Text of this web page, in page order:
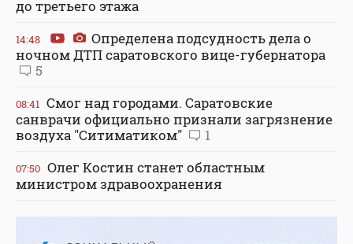
до третьего этажа
14:48
Определена подсудность дела о
ночном ДТП саратовского вице-губернатора
5
08:41 Смог над городами. Саратовские
санврачи официально признали загрязнение
воздуха "Ситиматиком"
1
07:50 Олег Костин станет областным
министром здравоохранения